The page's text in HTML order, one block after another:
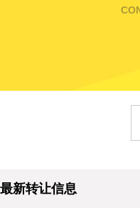
最新转让信息